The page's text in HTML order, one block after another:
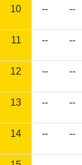
10 -- --
11 -- --
12 -- --
13 -- --
14 -- --